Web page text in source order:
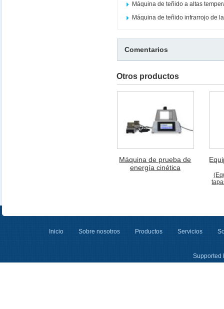
Máquina de teñido a altas
Máquina de teñido infrarrojo de
Comentarios
Otros productos
Máquina de prueba de
energía cinética
Inicio Sobre nosotros Productos Servicios
Supported